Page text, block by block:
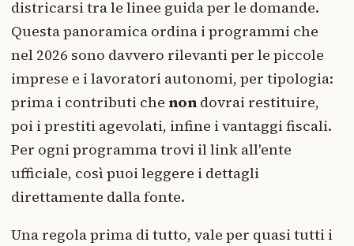
districarsi tra le linee guida per le domande.
Questa panoramica ordina i programmi che
nel 2026 sono davvero rilevanti per le piccole
imprese e i lavoratori autonomi, per tipologia:
prima i contributi che non dovrai restituire,
poi i prestiti agevolati, infine i vantaggi fiscali.
Per ogni programma trovi il link all'ente
ufficiale, così puoi leggere i dettagli
direttamente dalla fonte.
Una regola prima di tutto, vale per quasi tutti i